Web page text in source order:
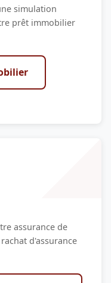
simulation
prêt immobilier
assurance de
d'assurance